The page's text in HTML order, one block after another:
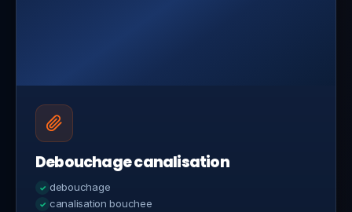
Debouchage canalisation
debouchage
canalisation bouchee